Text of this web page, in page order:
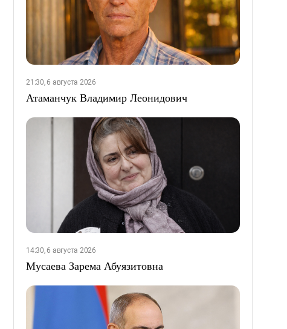
21:30, 6 августа 2026
Атаманчук Владимир Леонидович
14:30, 6 августа 2026
Мусаева Зарема Абуязитовна